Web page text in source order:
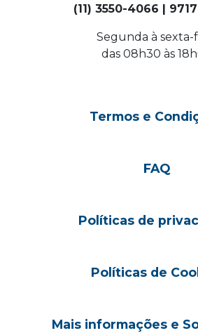
(11) 3550-4066 |
Segunda à sexta-
das 08h30 às
Termos e
FAQ
Políticas de
Políticas de
Mais informações e